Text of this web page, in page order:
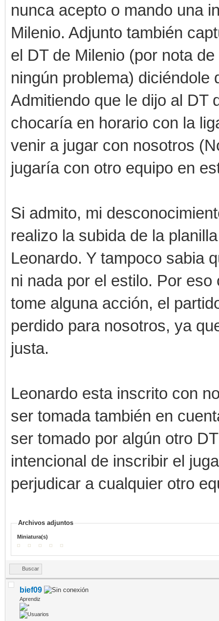
nunca acepto o mando una
Milenio. Adjunto también
el DT de Milenio (por nota
ningún problema)
Admitiendo que le dijo al DT
chocaría en horario con la
venir a jugar con nosotros
jugaría con otro equipo en
Si admito, mi
realizo la subida de la
Leonardo. Y tampoco sabia
ni nada por el estilo. Por
tome alguna acción, el
perdido para nosotros, ya
justa.
Leonardo esta inscrito con
ser tomada también en
ser tomado por algún otro
intencional de inscribir el
perjudicar a cualquier otro
Archivos adjuntos
Miniatura(s)
Buscar
bief09
Aprendiz